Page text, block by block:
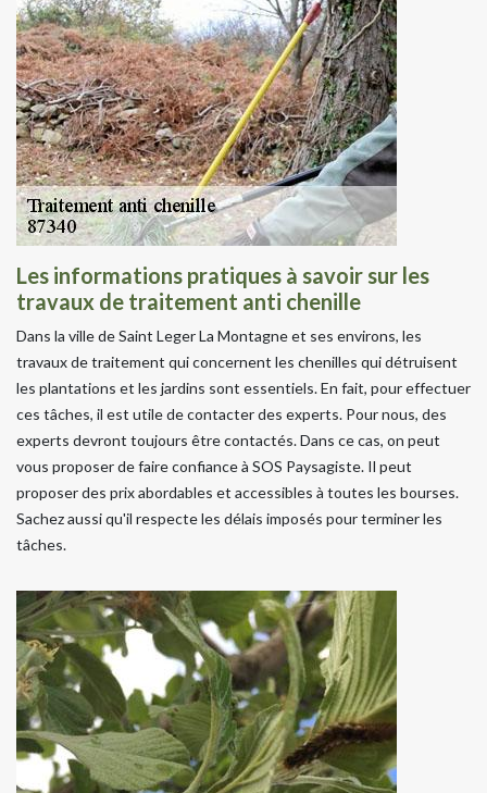
Les informations pratiques à savoir sur les
travaux de traitement anti chenille
Dans la ville de Saint Leger La Montagne et ses environs, les
travaux de traitement qui concernent les chenilles qui détruisent
les plantations et les jardins sont essentiels. En fait, pour effectuer
ces tâches, il est utile de contacter des experts. Pour nous, des
experts devront toujours être contactés. Dans ce cas, on peut
vous proposer de faire confiance à SOS Paysagiste. Il peut
proposer des prix abordables et accessibles à toutes les bourses.
Sachez aussi qu'il respecte les délais imposés pour terminer les
tâches.